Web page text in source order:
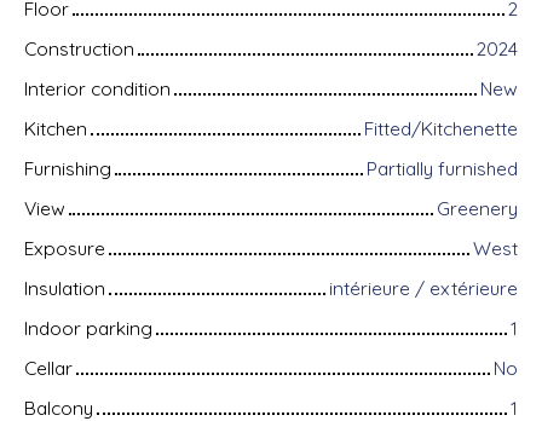
Floor
2
Construction
2024
Interior condition
New
Kitchen
Fitted/Kitchenette
Furnishing
Partially furnished
View
Greenery
Exposure
West
Insulation
intérieure / extérieure
Indoor parking
1
Cellar
No
Balcony
1